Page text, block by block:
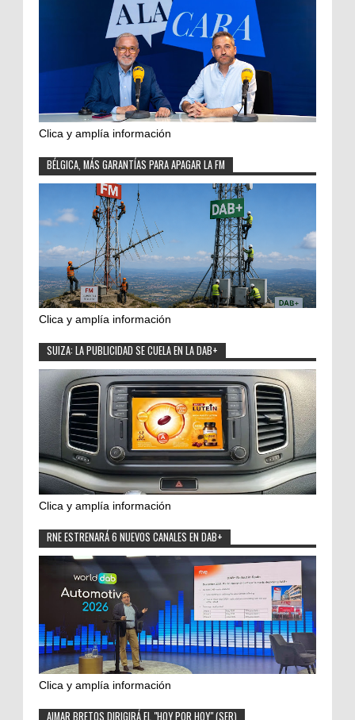
Clica y amplía información
BÉLGICA, MÁS GARANTÍAS PARA APAGAR LA FM
Clica y amplía información
SUIZA: LA PUBLICIDAD SE CUELA EN LA DAB+
Clica y amplía información
RNE ESTRENARÁ 6 NUEVOS CANALES EN DAB+
Clica y amplía información
AIMAR BRETOS DIRIGIRÁ EL "HOY POR HOY" (SER)